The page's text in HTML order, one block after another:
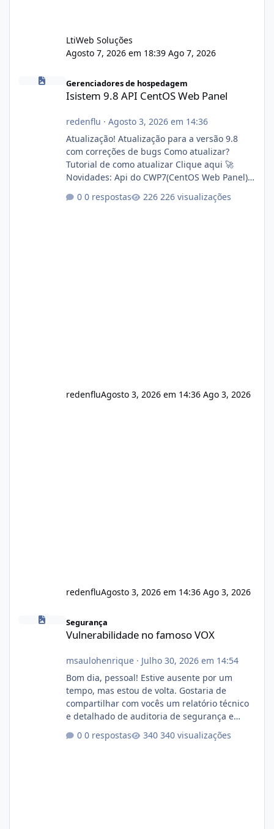
LtiWeb Soluções
Agosto 7, 2026 em 18:39 Ago 7, 2026
Isistem 9.8 API CentOS Web Panel
Gerenciadores de hospedagem
Isistem 9.8 API CentOS Web Panel
redenflu · Agosto 3, 2026 em 14:36
Atualização! Atualização para a versão 9.8
com correções de bugs Como atualizar?
Tutorial de como atualizar Clique aqui 🚀
Novidades: Api do CWP7(CentOS Web Panel)
autorizado a usasr o isistem:
0 respostas 226 visualizações
redenfluAgosto 3, 2026 em 14:36 Ago 3, 2026
redenfluAgosto 3, 2026 em 14:36 Ago 3, 2026
Segurança
Vulnerabilidade no famoso VOX
msaulohenrique· Julho 30, 2026 em 14:54
Bom dia, pessoal! Estive ausente por um
tempo, mas estou de volta. Gostaria de
compartilhar com vocês um relatório técnico
e detalhado de auditoria de segurança e
atualmente em circulação e comercialização
0 respostas 340 visualizações